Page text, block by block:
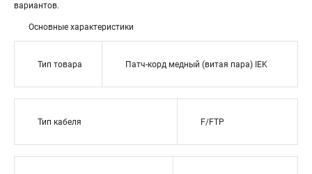
вариантов.
Основные характеристики
Тип товара Патч-корд медный (витая пара) IEK
Тип кабеля F/FTP